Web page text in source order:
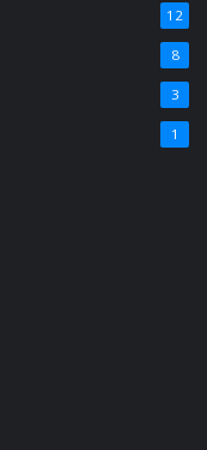
12
8
3
1